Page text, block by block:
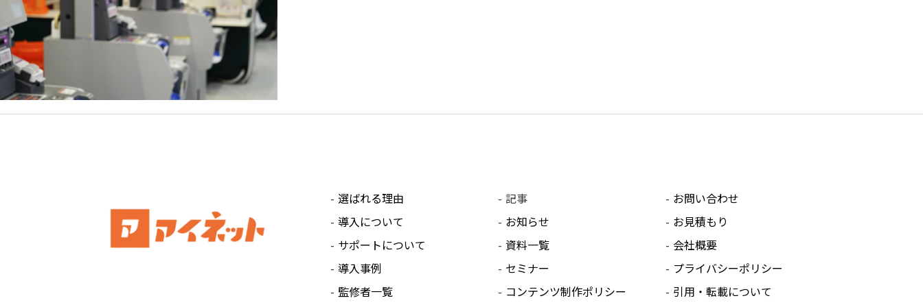
選ばれる理由
導入について
サポートについて
導入事例
監修者一覧
記事
お知らせ
資料一覧
セミナー
コンテンツ制作ポリシー
お問い合わせ
お見積もり
会社概要
プライバシーポリシー
引用・転載について